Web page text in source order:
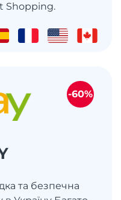
Shopping.
та безпечна
-60%